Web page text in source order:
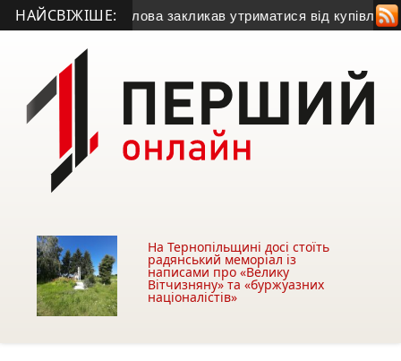
НАЙСВІЖІШЕ:
• Міський голова закликав утриматися від купівлі
На Тернопільщині досі стоїть
радянський меморіал із
написами про «Велику
Вітчизняну» та «буржуазних
націоналістів»